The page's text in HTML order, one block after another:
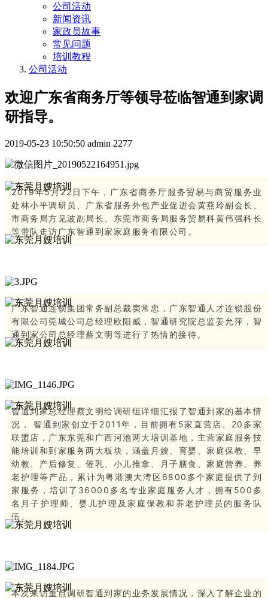
公司活动
新闻资讯
家政员故事
常见问题
培训教程
公司活动
欢迎广东省商务厅等领导莅临智通到家调
研指导。
2019-05-23 10:50:50 admin 2277
2019年5月22日下午，广东省商务厅服务贸易与商贸服务业
处林小平调研员、广东省服务外包产业促进会黄燕玲副会长、
市商务局方见波副局长、东莞市商务局服务贸易科黄伟强科长
等带队走访广东智通到家家庭服务有限公司。
广东智通连锁集团常务副总裁窦常忠，广东智通人才连锁股份
有限公司莞城公司总经理欧阳威，智通研究院总监姜允萍，智
通到家公司总经理蔡文明等进行了热情的接待。
智通到家总经理蔡文明给调研组详细汇报了智通到家的基本情
况， 智通到家创立于2011年，目前拥有5家直营店、20多家
联盟店，广东东莞和广西河池两大培训基地，主营家庭服务技
能培训和到家服务两大板块，涵盖月嫂、育婴、家庭保教、早
幼教、产后修复、催乳、小儿推拿、月子膳食、家庭营养、养
老护理等产品，累计为粤港澳大湾区6800多个家庭提供了到
家服务，培训了36000多名专业家庭服务人才，拥有500多
名月子护理师、婴儿护理及家庭保教和养老护理员的服务队
伍。
本次来访重点调研智通到家的业务发展情况，深入了解企业的